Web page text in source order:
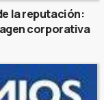
la reputación:
corporativa